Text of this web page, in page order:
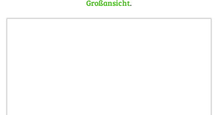
Großansicht.